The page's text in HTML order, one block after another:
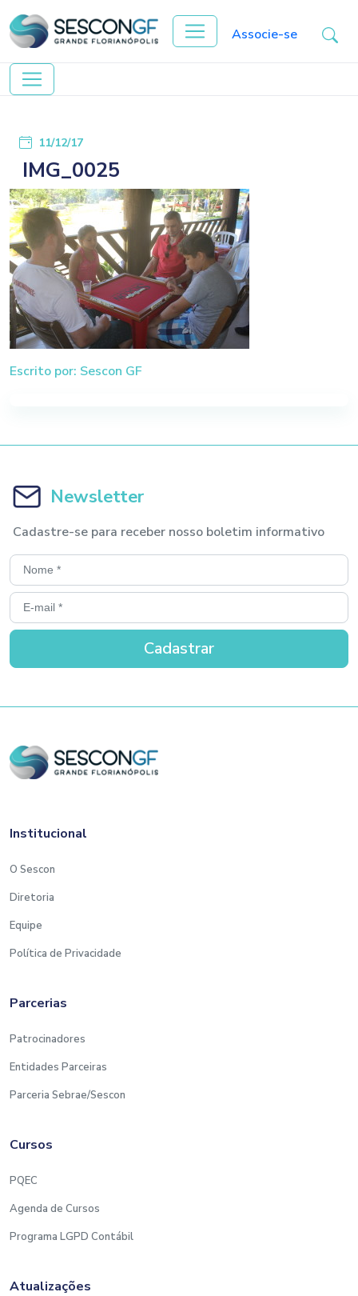
Associe-se
11/12/17
IMG_0025
Escrito por: Sescon GF
Newsletter
Cadastre-se para receber nosso boletim informativo
Institucional
O Sescon
Diretoria
Equipe
Política de Privacidade
Parcerias
Patrocinadores
Entidades Parceiras
Parceria Sebrae/Sescon
Cursos
PQEC
Agenda de Cursos
Programa LGPD Contábil
Atualizações